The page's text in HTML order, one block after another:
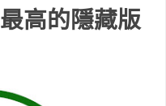
高的隱藏版